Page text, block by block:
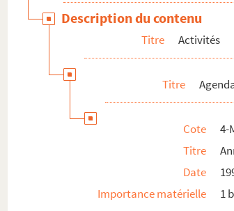
Description du contenu
Titre Activités
Titre
Cote
4-
Titre
Date
Importance matérielle
1